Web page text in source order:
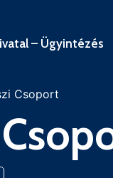
– Ügyintézés
Csoport